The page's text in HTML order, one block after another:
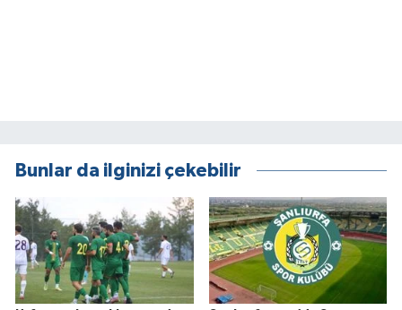
Bunlar da ilginizi çekebilir